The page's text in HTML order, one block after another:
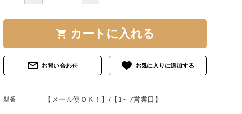
shopping_cart カートに入れる
mail_outline お問い合わせ favorite
型番: 【メール便ＯＫ！】/【1～7営業日】